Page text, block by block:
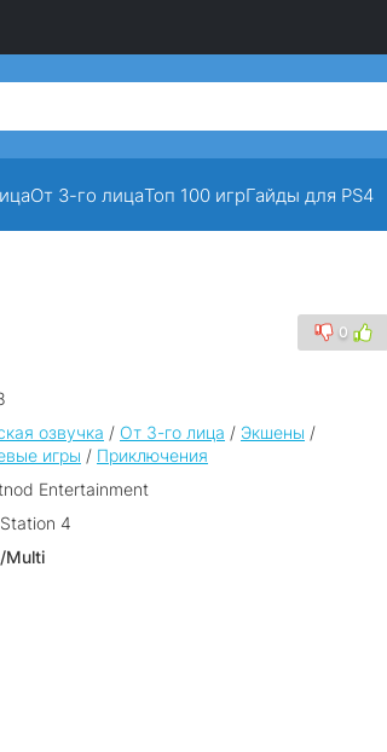
От 3-го лицаТоп 100 игрГайды для PS4
0
озвучка / От 3-го лица / Экшены /
игры / Приключения
Entertainment
4
Multi